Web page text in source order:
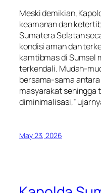
Meski demikian,
keamanan dan
Sumatera Selatan
kondisi aman dan
kamtibmas di Sumsel
terkendali. Mudah-
bersama-sama
masyarakat sehingga
diminimalisasi,”
May 23, 2026